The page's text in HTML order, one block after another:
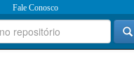
Fale Conosco